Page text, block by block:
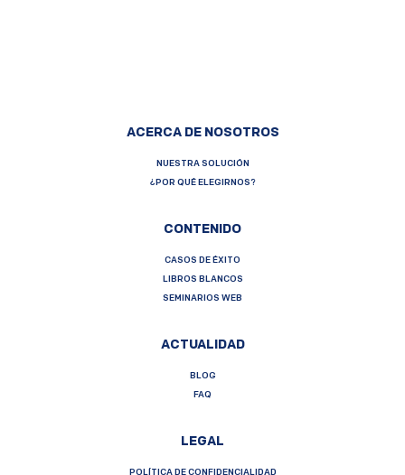
ACERCA DE NOSOTROS
NUESTRA SOLUCIÓN
¿POR QUÉ ELEGIRNOS?
CONTENIDO
CASOS DE ÉXITO
LIBROS BLANCOS
SEMINARIOS WEB
ACTUALIDAD
BLOG
FAQ
LEGAL